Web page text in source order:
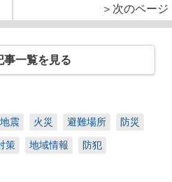
＞次のページ
事一覧を見る
地震 火災 避難場所 防災
策 地域情報 防犯